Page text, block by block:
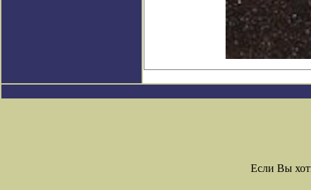
Если Вы